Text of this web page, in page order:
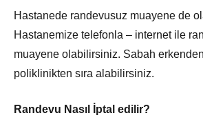
Hastanede randevusuz muayene de
Hastanemize telefonla – internet ile
muayene olabilirsiniz. Sabah
poliklinikten sıra alabilirsiniz.
Randevu Nasıl İptal edilir?